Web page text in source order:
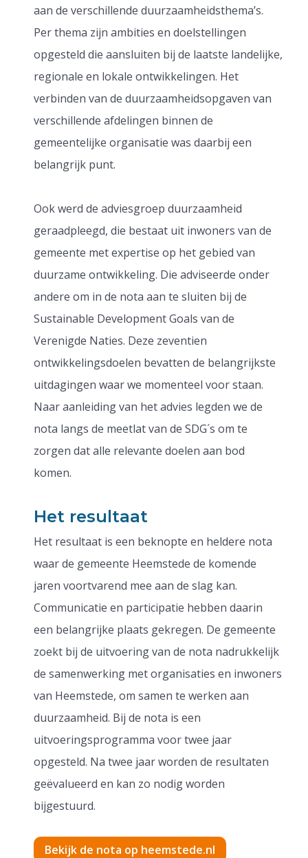
aan de verschillende duurzaamheidsthema’s.
Per thema zijn ambities en doelstellingen
opgesteld die aansluiten bij de laatste landelijke,
regionale en lokale ontwikkelingen. Het
verbinden van de duurzaamheidsopgaven van
verschillende afdelingen binnen de
gemeentelijke organisatie was daarbij een
belangrijk punt.
Ook werd de adviesgroep duurzaamheid
geraadpleegd, die bestaat uit inwoners van de
gemeente met expertise op het gebied van
duurzame ontwikkeling. Die adviseerde onder
andere om in de nota aan te sluiten bij de
Sustainable Development Goals van de
Verenigde Naties. Deze zeventien
ontwikkelingsdoelen bevatten de belangrijkste
uitdagingen waar we momenteel voor staan.
Naar aanleiding van het advies legden we de
nota langs de meetlat van de SDG´s om te
zorgen dat alle relevante doelen aan bod
komen.
Het resultaat
Het resultaat is een beknopte en heldere nota
waar de gemeente Heemstede de komende
jaren voortvarend mee aan de slag kan.
Communicatie en participatie hebben daarin
een belangrijke plaats gekregen. De gemeente
zoekt bij de uitvoering van de nota nadrukkelijk
de samenwerking met organisaties en inwoners
van Heemstede, om samen te werken aan
duurzaamheid. Bij de nota is een
uitvoeringsprogramma voor twee jaar
opgesteld. Na twee jaar worden de resultaten
geëvalueerd en kan zo nodig worden
bijgestuurd.
Bekijk de nota op heemstede.nl